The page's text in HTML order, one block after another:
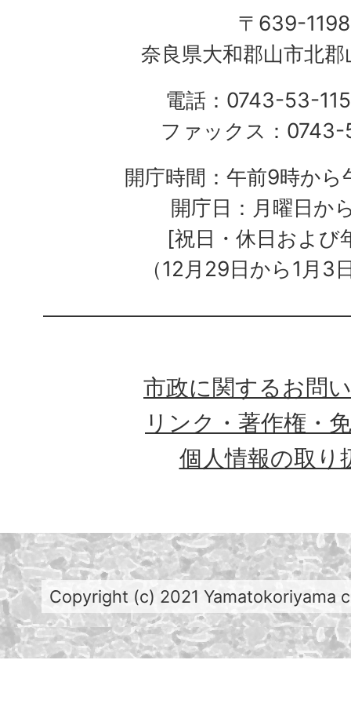
〒639-1198
奈良県大和郡山市北
電話：0743-53-
ファックス：
開庁時間：午前9時か
開庁日：月曜日か
[祝日・休日および
（12月29日から1月3
市政に関するお問
リンク・著作権・
個人情報の取り
Copyright (c) 2021 Yamatokoriyama